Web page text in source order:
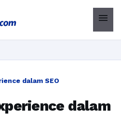
menu
dalam SEO
dalam